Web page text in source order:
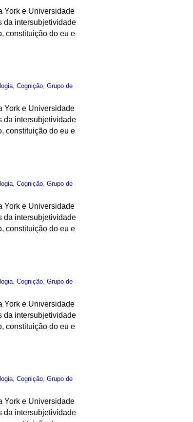
York e Universidade
da intersubjetividade
constituição do eu e
,Cognição,Grupo de
York e Universidade
da intersubjetividade
constituição do eu e
,Cognição ,Grupo de
York e Universidade
da intersubjetividade
constituição do eu e
,Cognição ,Grupo de
York e Universidade
da intersubjetividade
constituição do eu e
,Cognição,Grupo de
York e Universidade
da intersubjetividade